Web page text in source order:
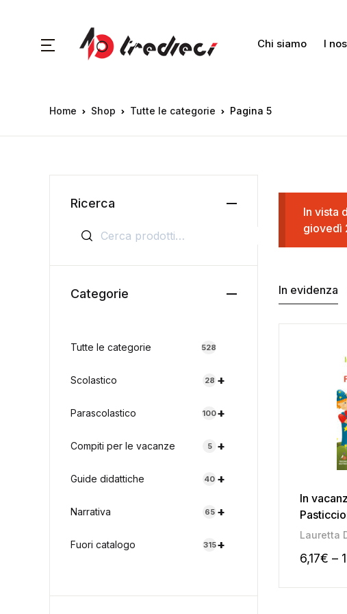
Chi siamo I
Home Shop Tutte le categorie Pagina 5
In vista
giovedì
In evidenza
In
Lauretta
6,17€ –
Ricerca
Cerca:
Categorie
Tutte le categorie 528
+
Scolastico 28
+
Parascolastico 100
+
Compiti per le vacanze 5
+
Guide didattiche 40
+
Narrativa 65
+
Fuori catalogo 315